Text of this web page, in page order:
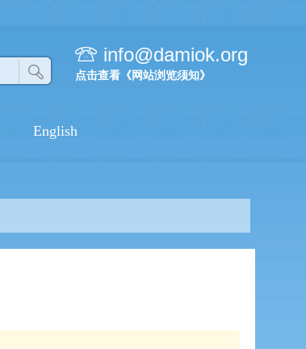
info@damiok.org
点击查看《网站浏览须知》
English
学佛让我成长